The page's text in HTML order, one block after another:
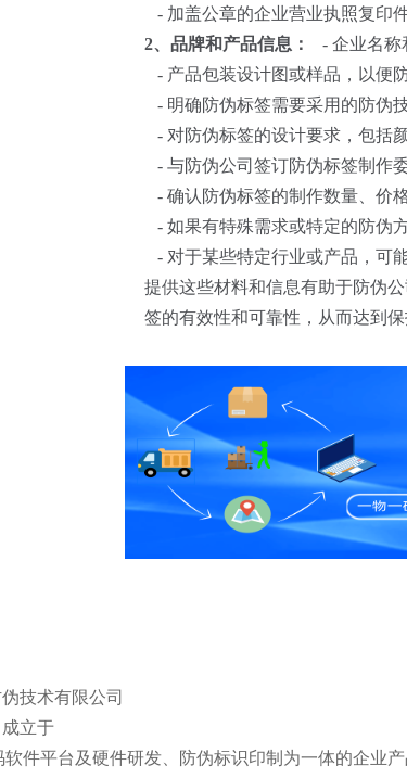
- 加盖公章的企业营业执照复印件
2、品牌和产品信息：
- 企业名称
- 产品包装设计图或样品，以便
- 明确防伪标签需要采用的防伪
- 对防伪标签的设计要求，包括
- 与防伪公司签订防伪标签制作
- 确认防伪标签的制作数量、价
- 如果有特殊需求或特定的防伪
- 对于某些特定行业或产品，可
提供这些材料和信息有助于防伪
签的有效性和可靠性，从而达到
技术有限公司
成立于
软件平台及硬件研发、防伪标识印制为一体的企业